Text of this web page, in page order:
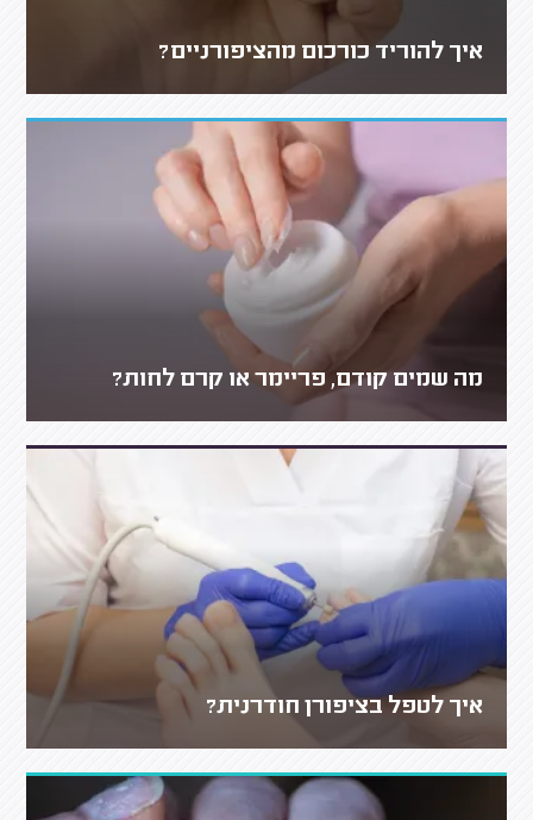
איך להוריד כורכום מהציפורניים?
מה שמים קודם, פריימר או קרם לחות?
איך לטפל בציפורן חודרנית?